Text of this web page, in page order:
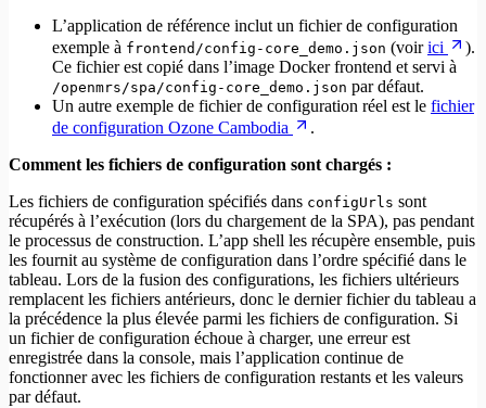
L’application de référence inclut un fichier de configuration
exemple à frontend/config-core_demo.json (voirici
).
Ce fichier est copié dans l’image Docker frontend et servi à
/openmrs/spa/config-core_demo.json par défaut.
Un autre exemple de fichier de configuration réel est le fichier
de configuration Ozone Cambodia
.
Comment les fichiers de configuration sont chargés :
Les fichiers de configuration spécifiés dans configUrls sont
récupérés à l’exécution (lors du chargement de la SPA), pas pendant
le processus de construction. L’app shell les récupère ensemble, puis
les fournit au système de configuration dans l’ordre spécifié dans le
tableau. Lors de la fusion des configurations, les fichiers ultérieurs
remplacent les fichiers antérieurs, donc le dernier fichier du tableau a
la précédence la plus élevée parmi les fichiers de configuration. Si
un fichier de configuration échoue à charger, une erreur est
enregistrée dans la console, mais l’application continue de
fonctionner avec les fichiers de configuration restants et les valeurs
par défaut.